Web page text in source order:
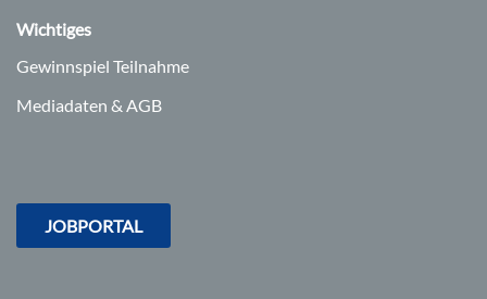
Wichtiges
Gewinnspiel Teilnahme
Mediadaten & AGB
JOBPORTAL